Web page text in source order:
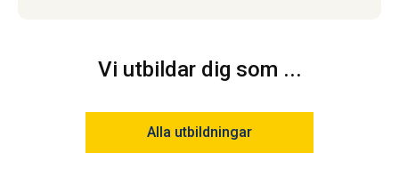
Vi utbildar dig som ...
Alla utbildningar